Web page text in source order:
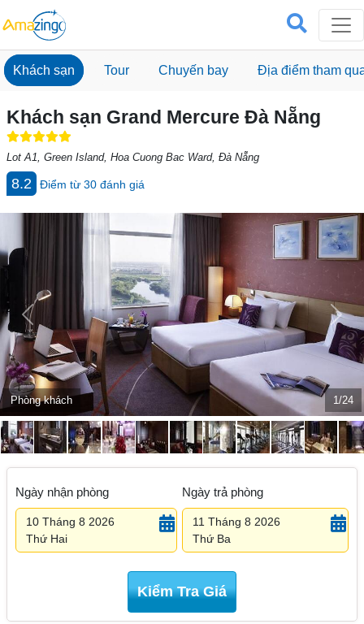
Khách sạn Tour Chuyến bay Địa điểm tham
Khách sạn Grand Mercure Đà Nẵng
Lot A1, Green Island, Hoa Cuong Bac Ward, Đà Nẵng
8.2 Điểm từ 30 đánh giá
Phòng khách 1/24
Previous Next
Ngày nhận phòng
10 Tháng 8 2026
Thứ Hai
Ngày trả phòng
11 Tháng 8 2026
Thứ Ba
Kiểm Tra Giá